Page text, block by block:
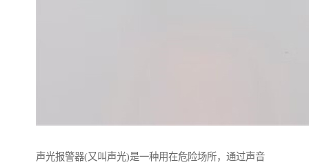
声光报警器(又叫声光)是一种用在危险场所，通过声音